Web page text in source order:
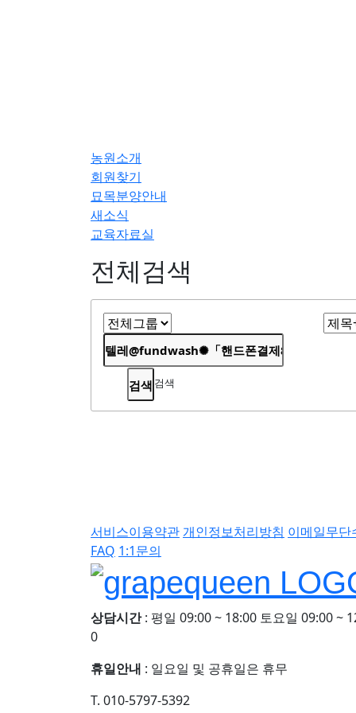
농원소개
회원찾기
묘목분양안내
새소식
교육자료실
전체검색
검색
서비스이용약관 개인정보처리방침 이메일무단
FAQ 1:1문의
상담시간: 평일 09:00 ~ 18:00 토요일 09:00 ~
0
휴일안내 : 일요일 및 공휴일은 휴무
T. 010-5797-5392